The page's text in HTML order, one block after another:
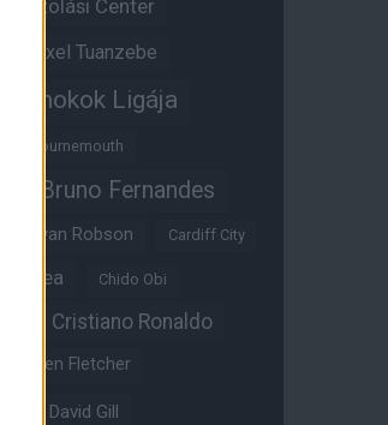
Átigazolási Center
Axel Tuanzebe
Bajnokok Ligája
Bournemouth
Bruno Fernandes
Bryan Robson Cardiff City
Chelsea Chido Obi
Cristiano Ronaldo
Darren Fletcher
David Gill